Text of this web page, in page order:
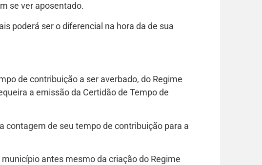
se ver aposentado.
poderá ser o diferencial na hora da de sua
de contribuição a ser averbado, do Regime
a emissão da Certidão de Tempo de
contagem de seu tempo de contribuição para a
antes mesmo da criação do Regime